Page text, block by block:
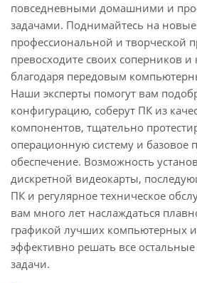
повседневными домашними и
задачами. Поднимайтесь на
профессиональной и творческой
превосходите своих соперников и
благодаря передовым
Наши эксперты помогут вам
конфигурацию, соберут ПК из
компонентов, тщательно
операционную систему и базовое
обеспечение. Возможность
дискретной видеокарты,
ПК и регулярное техническое
вам много лет наслаждаться
графикой лучших компьютерных
эффективно решать все
задачи.